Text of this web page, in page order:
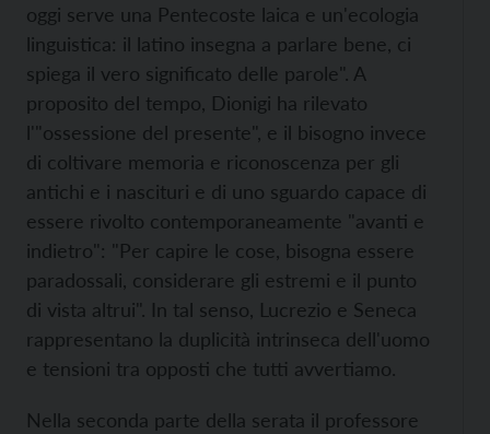
oggi serve una Pentecoste laica e un'ecologia
linguistica: il latino insegna a parlare bene, ci
spiega il vero significato delle parole". A
proposito del tempo, Dionigi ha rilevato
l'"ossessione del presente", e il bisogno invece
di coltivare memoria e riconoscenza per gli
antichi e i nascituri e di uno sguardo capace di
essere rivolto contemporaneamente "avanti e
indietro": "Per capire le cose, bisogna essere
paradossali, considerare gli estremi e il punto
di vista altrui". In tal senso, Lucrezio e Seneca
rappresentano la duplicità intrinseca dell'uomo
e tensioni tra opposti che tutti avvertiamo.
Nella seconda parte della serata il professore